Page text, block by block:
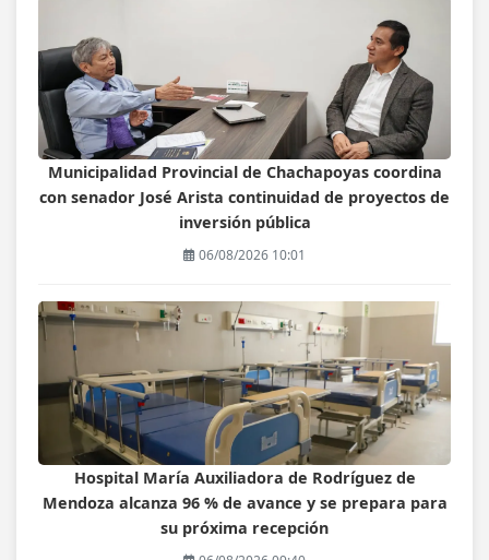
Municipalidad Provincial de Chachapoyas coordina
con senador José Arista continuidad de proyectos de
inversión pública
06/08/2026 10:01
Hospital María Auxiliadora de Rodríguez de
Mendoza alcanza 96 % de avance y se prepara para
su próxima recepción